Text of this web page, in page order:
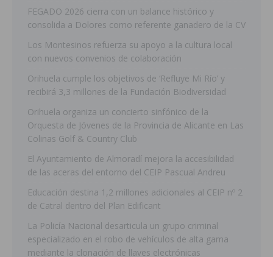
FEGADO 2026 cierra con un balance histórico y
consolida a Dolores como referente ganadero de la CV
Los Montesinos refuerza su apoyo a la cultura local
con nuevos convenios de colaboración
Orihuela cumple los objetivos de ‘Refluye Mi Río’ y
recibirá 3,3 millones de la Fundación Biodiversidad
Orihuela organiza un concierto sinfónico de la
Orquesta de Jóvenes de la Provincia de Alicante en Las
Colinas Golf & Country Club
El Ayuntamiento de Almoradí mejora la accesibilidad
de las aceras del entorno del CEIP Pascual Andreu
Educación destina 1,2 millones adicionales al CEIP nº 2
de Catral dentro del Plan Edificant
La Policía Nacional desarticula un grupo criminal
especializado en el robo de vehículos de alta gama
mediante la clonación de llaves electrónicas